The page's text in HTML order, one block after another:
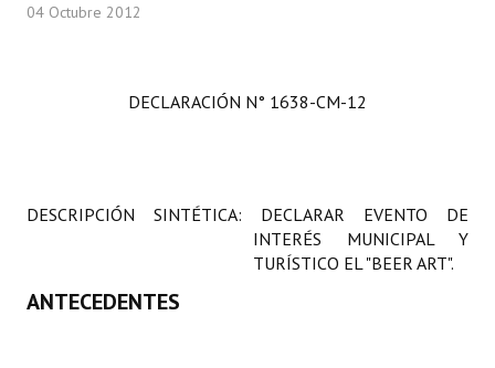
LEGISLACIÓN
Constitución Provincial
04 Octubre 2012
DECLARACIÓN N° 1638-CM-12
DESCRIPCIÓN SINTÉTICA: DECLARAR EVENTO DE
INTERÉS MUNICIPAL Y
TURÍSTICO EL "BEER ART".
ANTECEDENTES